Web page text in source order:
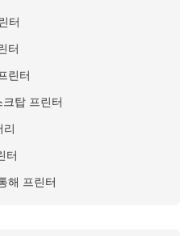
터
터
린터
탑 프린터
리
터
해 프린터